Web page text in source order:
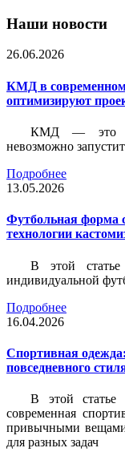
Наши новости
26.06.2026
КМД в современном
оптимизируют
КМД — это
невозможно
Подробнее
13.05.2026
Футбольная форма
технологии
В этой
индивидуальной
Подробнее
16.04.2026
Спортивная
повседневного
В этой статье
современная
привычными
для разных задач